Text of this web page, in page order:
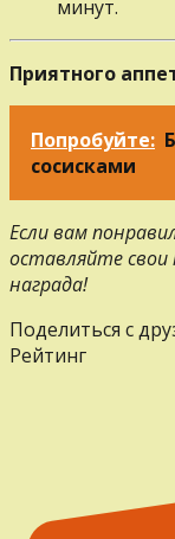
минут.
Приятного
Попробуйте:
сосисками
Если вам
оставляйте
награда!
Поделиться с
Рейтинг